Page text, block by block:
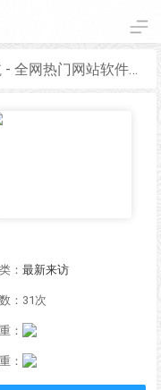
灵汐导航 - 全网热门网站软件工具资源整合站
： 最新来访
：31次
：
：